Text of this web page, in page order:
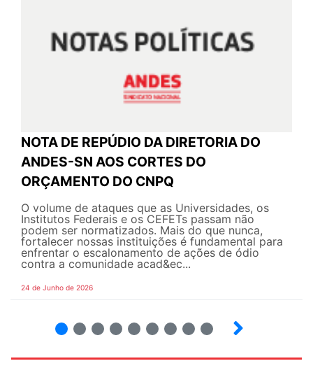
NOTA DE REPÚDIO DA DIRETORIA DO
ANDES-SN AOS CORTES DO
ORÇAMENTO DO CNPQ
O volume de ataques que as Universidades, os
Institutos Federais e os CEFETs passam não
podem ser normatizados. Mais do que nunca,
fortalecer nossas instituições é fundamental para
enfrentar o escalonamento de ações de ódio
contra a comunidade acad&ec...
24 de Junho de 2026